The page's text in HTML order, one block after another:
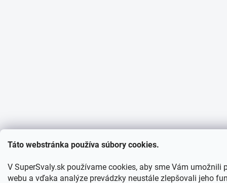
Táto webstránka používa súbory cookies.
V SuperSvaly.sk používame cookies, aby sme Vám umožnili
webu a vďaka analýze prevádzky neustále zlepšovali jeho